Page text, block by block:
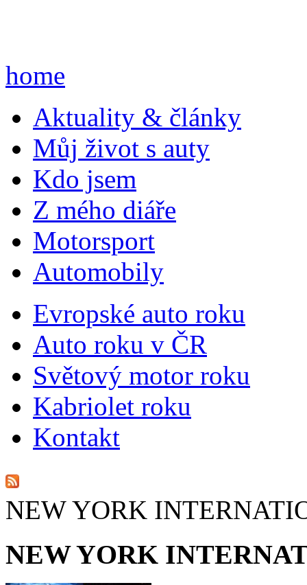
home
Aktuality & články
Můj život s auty
Kdo jsem
Z mého diáře
Motorsport
Automobily
Evropské auto roku
Auto roku v ČR
Světový motor roku
Kabriolet roku
Kontakt
NEW YORK
NEW YORK